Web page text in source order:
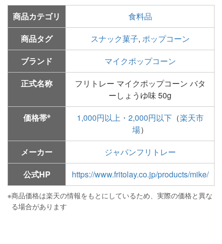
商品カテゴリ
食料品
商品タグ
スナック菓子, ポップコーン
ブランド
マイクポップコーン
正式名称
フリトレー マイクポップコーン バタ
ーしょうゆ味 50g
価格帯※ 1,000円以上・2,000円以下（楽天市
場）
メーカー
ジャパンフリトレー
公式HP
https://www.fritolay.co.jp/products/mike/
※商品価格は楽天の情報をもとにしているため、実際の価格と異な
る場合があります